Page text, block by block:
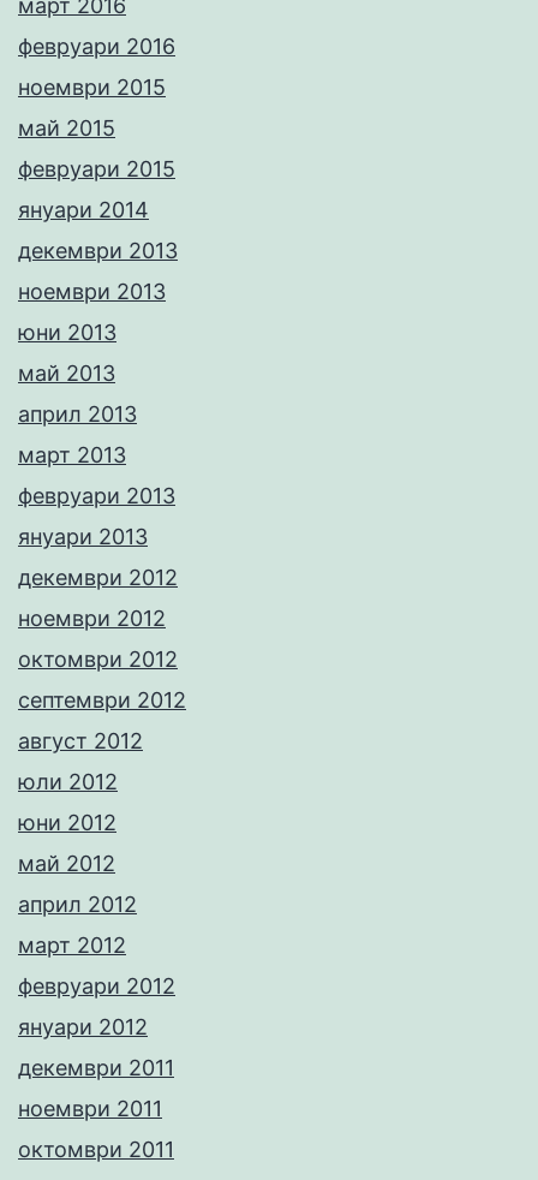
март 2016
февруари 2016
ноември 2015
май 2015
февруари 2015
януари 2014
декември 2013
ноември 2013
юни 2013
май 2013
април 2013
март 2013
февруари 2013
януари 2013
декември 2012
ноември 2012
октомври 2012
септември 2012
август 2012
юли 2012
юни 2012
май 2012
април 2012
март 2012
февруари 2012
януари 2012
декември 2011
ноември 2011
октомври 2011